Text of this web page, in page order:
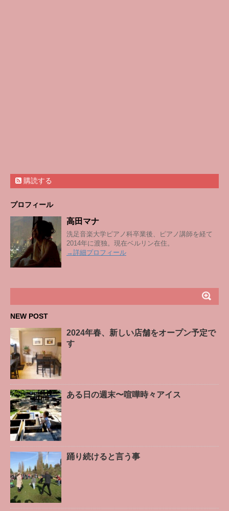
購読する
プロフィール
高田マナ
洗足音楽大学ピアノ科卒業後、ピアノ講師を経て
2014年に渡独。現在ベルリン在住。
→詳細プロフィール
NEW POST
2024年春、新しい店舗をオープン予定で
す
ある日の週末〜喧嘩時々アイス
踊り続けると言う事